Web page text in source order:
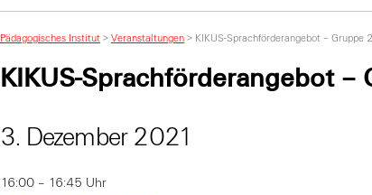
Pädagogisches Institut > Veranstaltungen > KIKUS-Sprachförderangebot – Gruppe 2
KIKUS-Sprachförderangebot –
3. Dezember 2021
16:00 – 16:45 Uhr